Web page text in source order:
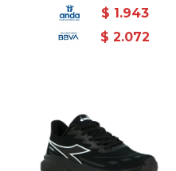
$ 1.943
$ 2.072